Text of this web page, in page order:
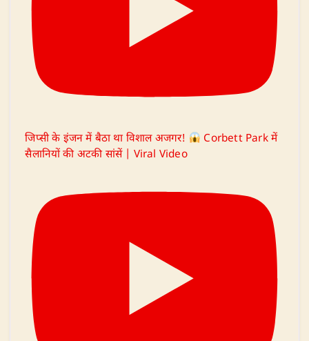
जिप्सी के इंजन में बैठा था विशाल अजगर!
Corbett Park में
सैलानियों की अटकी सांसें | Viral Video